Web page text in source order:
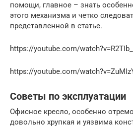
помощи, главное – знать
этого механизма и четко
представленной в статье.
https://youtube.com/
https://youtube.com/
Советы по эксплуатации
Офисное кресло, особенно
довольно хрупкая и уязвима